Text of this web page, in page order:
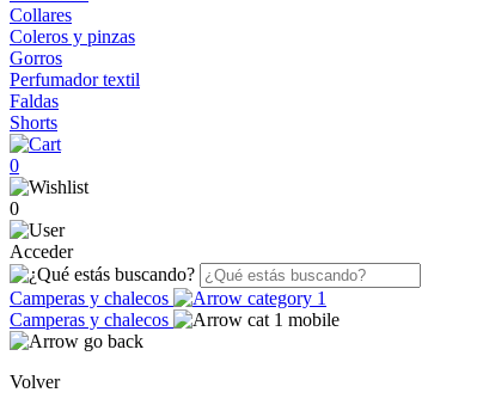
Collares
Coleros y pinzas
Gorros
Perfumador textil
Faldas
Shorts
0
0
Acceder
Camperas y chalecos
Camperas y chalecos
Volver